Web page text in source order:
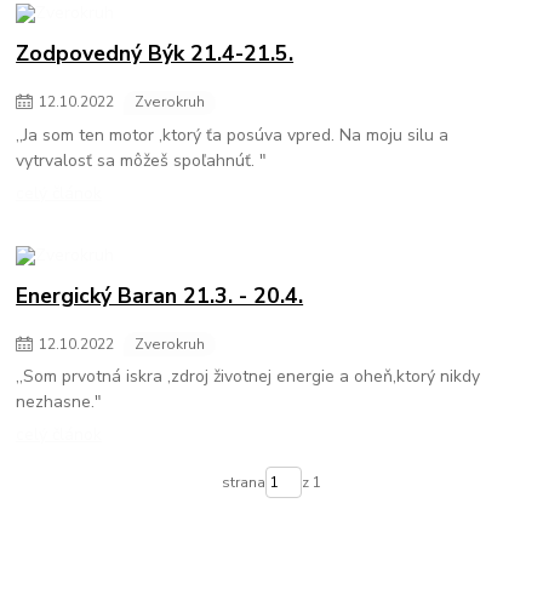
Zodpovedný Býk 21.4-21.5.
12.10.2022 Zverokruh
,,Ja som ten motor ,ktorý ťa posúva vpred. Na moju silu a
vytrvalosť sa môžeš spoľahnúť. "
Energický Baran 21.3. - 20.4.
12.10.2022 Zverokruh
,,Som prvotná iskra ,zdroj životnej energie a oheň,ktorý nikdy
nezhasne."
strana z 1